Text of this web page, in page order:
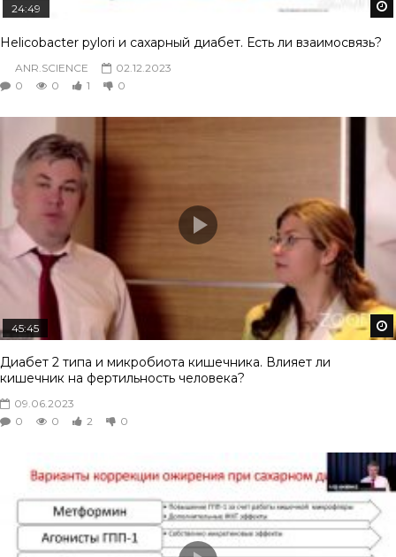
24:49
Helicobacter pylori и сахарный диабет. Есть ли взаимосвязь?
ANR.SCIENCE
02.12.2023
0
0 1 0
45:45
Диабет 2 типа и микробиота кишечника. Влияет ли
кишечник на фертильность человека?
09.06.2023
0
0 2 0